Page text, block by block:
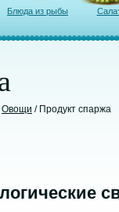
Блюда из рыбы
Овощи / Продукт спаржа